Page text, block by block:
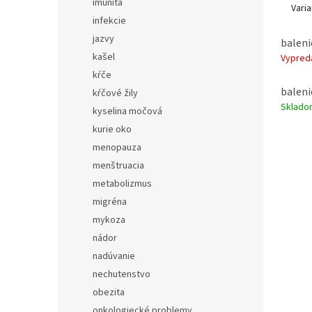
imunita
infekcie
jazvy
kašel
kŕče
kŕčové žily
kyselina močová
kurie oko
menopauza
menštruacia
metabolizmus
migréna
mykoza
nádor
nadúvanie
nechutenstvo
obezita